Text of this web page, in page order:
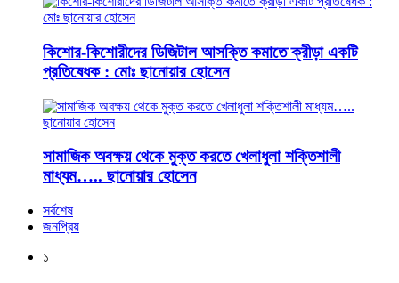
কিশোর-কিশোরীদের ডিজিটাল আসক্তি কমাতে ক্রীড়া একটি
প্রতিষেধক : মোঃ ছানোয়ার হোসেন
সামাজিক অবক্ষয় থেকে মুক্ত করতে খেলাধুলা শক্তিশালী
মাধ্যম….. ছানোয়ার হোসেন
সর্বশেষ
জনপ্রিয়
১